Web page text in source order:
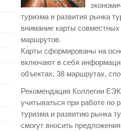
туризма и развития рынка
внимание карты совместных
маршрутов.
Карты сформированы на
включают в себя
объектах, 38 маршрутах,
Рекомендация Коллегии
учитываться при работе по
туризма и развитию рынка
смогут вносить